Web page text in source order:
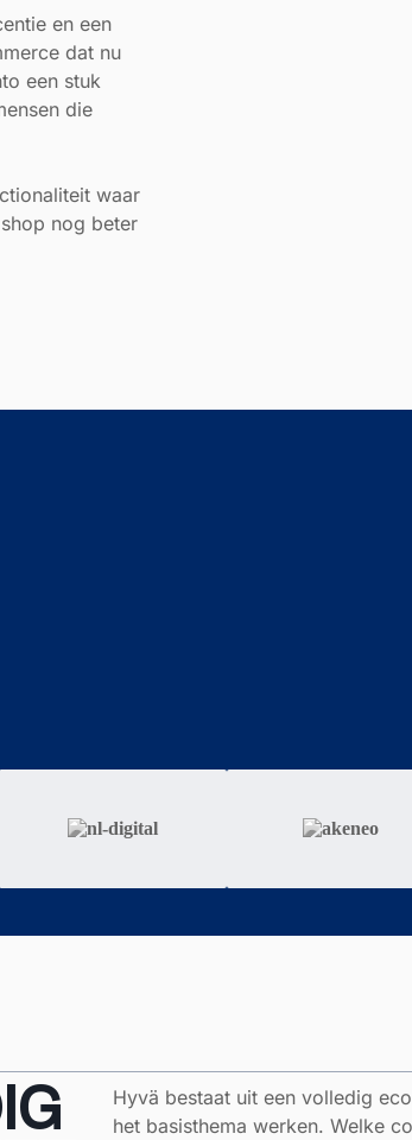
en een
dat nu
een stuk
die
waar
nog beter
Hyvä bestaat uit een volledig
het basisthema werken. Welke